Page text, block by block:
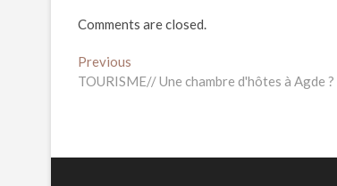
Comments are closed.
Navigation
de
Previous
post:
TOURISME// Une chambre d'hôtes à Agde